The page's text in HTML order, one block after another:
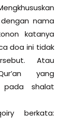
nama
katanya
doa ini tidak
Atau
yang
pada shalat
berkata: